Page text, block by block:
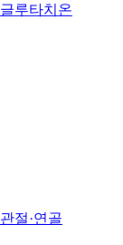
글루타치온
관절·연골